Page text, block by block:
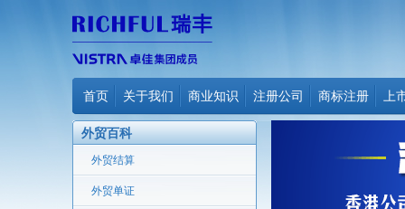
首页 关于我们 商业知识 注册公司 商标注册 上
外贸百科
外贸结算
外贸单证